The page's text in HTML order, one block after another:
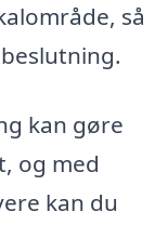
så
kan gøre
og med
kan du